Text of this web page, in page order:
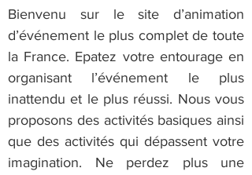
Bienvenu sur le site d’animation
d’événement le plus complet de toute
la France. Epatez votre entourage en
organisant l’événement le plus
inattendu et le plus réussi. Nous vous
proposons des activités basiques ainsi
que des activités qui dépassent votre
imagination. Ne perdez plus une